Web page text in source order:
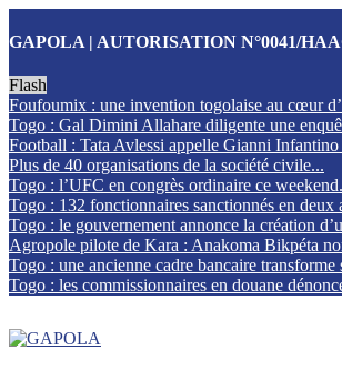
GAPOLA | AUTORISATION N°0041/
Flash
Foufoumix : une invention togolaise au cœur
Togo : Gal Dimini Allahare diligente une
Football : Tata Avlessi appelle Gianni Infantino
Plus de 40 organisations de la société civile...
Togo : l’UFC en congrès ordinaire ce
Togo : 132 fonctionnaires sanctionnés en deux
Togo : le gouvernement annonce la création
Agropole pilote de Kara : Anakoma Bikpéta
Togo : une ancienne cadre bancaire transforme
Togo : les commissionnaires en douane